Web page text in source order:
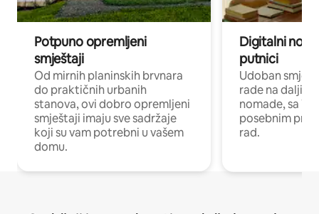
Potpuno opremljeni
smještaji
Od mirnih planinskih brvnara
do praktičnih urbanih
stanova, ovi dobro opremljeni
smještaji imaju sve sadržaje
koji su vam potrebni u vašem
domu.
Digitalni
putnici
Udoban
rade na
nomade, sa
posebnim
rad.